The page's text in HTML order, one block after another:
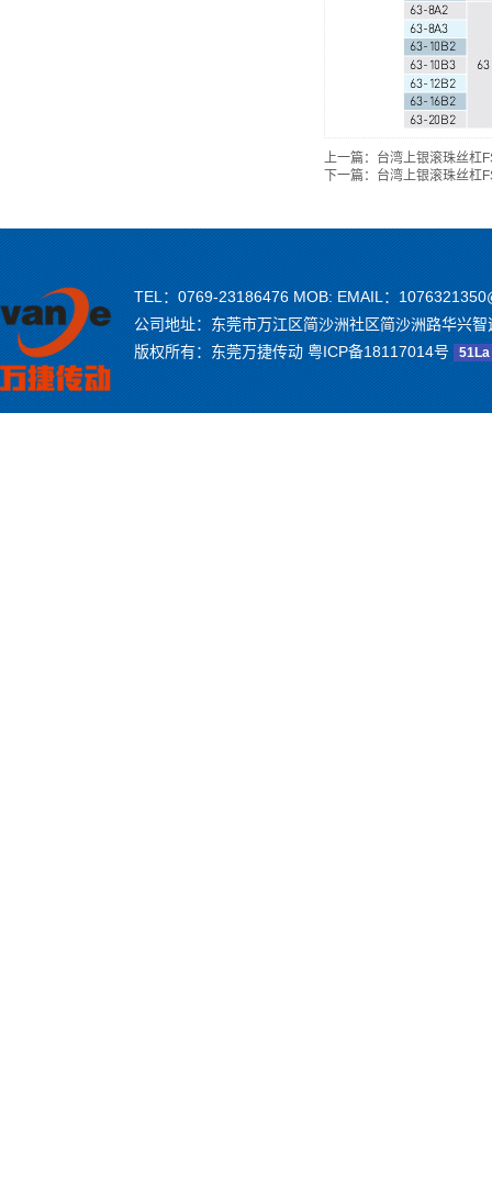
上一篇： 台湾上银滚珠丝杠
下一篇： 台湾上银滚珠丝杠
TEL：0769-23186476 MOB: EMAIL：
公司地址：东莞市万江区简沙洲社区简沙洲路华兴
版权所有：东莞万捷传动 粤ICP备18117014号 51La